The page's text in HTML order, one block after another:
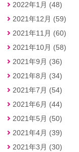
2022年1月 (48)
2021年12月 (59)
2021年11月 (60)
2021年10月 (58)
2021年9月 (36)
2021年8月 (34)
2021年7月 (54)
2021年6月 (44)
2021年5月 (50)
2021年4月 (39)
2021年3月 (30)